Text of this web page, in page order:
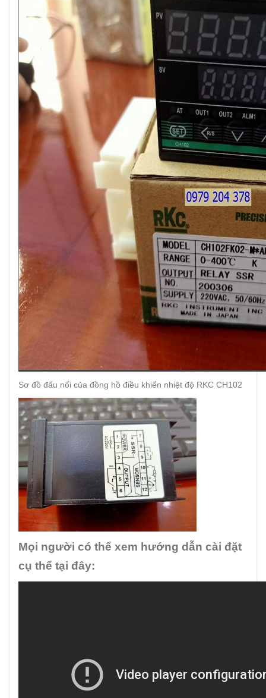
Sơ đồ đấu nối của đồng hồ điều khiển nhiệt độ RKC CH102
Mọi người có thể xem hướng dẫn cài đặt
cụ thể tại đây: